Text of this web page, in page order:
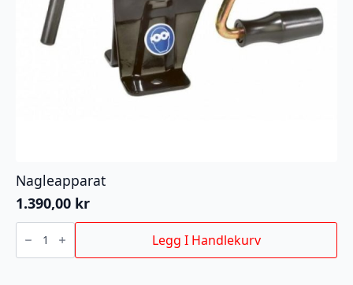
Nagleapparat
1.390,00 kr
Nagleapparat
antall Legg I Handlekurv